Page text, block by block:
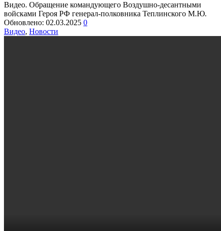
Видео. Обращение командующего Воздушно-десантными
войсками Героя РФ генерал-полковника Теплинского М.Ю.
Обновлено: 02.03.2025 0
Видео, Новости